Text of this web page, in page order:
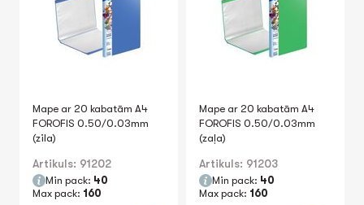
Mape ar 20 kabatām A4
FOROFIS 0.50/0.03mm
(zila)
Artikuls: 91202
Min pack: 40
Max pack: 160
Mape ar 20 kabatām A4
FOROFIS 0.50/0.03mm
(zaļa)
Artikuls: 91203
Min pack: 40
Max pack: 160